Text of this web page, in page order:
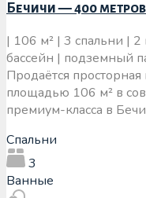
Бечичи — 400
| 106 м² | 3 спальни |
бассейн | подземный
Продаётся
площадью 106 м² в
премиум-класса в
Спальни
3
Ванные